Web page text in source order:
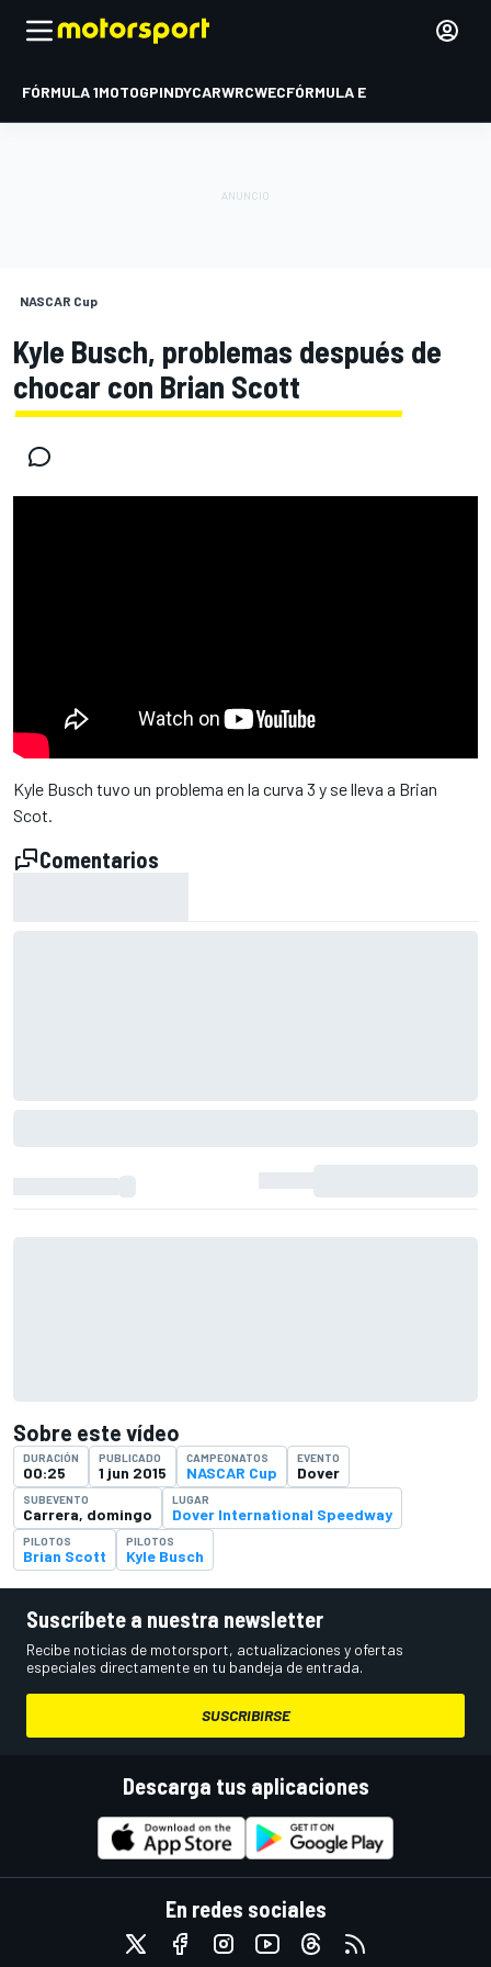
FÓRMULA 1MOTOGPINDYCARWRCWECFÓRMULA E
NASCAR Cup
Kyle Busch, problemas después de
chocar con Brian Scott
Kyle Busch tuvo un problema en la curva 3 y se lleva a Brian
Scot.
Comentarios
Sobre este vídeo
DURACIÓN
00:25
PUBLICADO
1 jun 2015
CAMPEONATOS
NASCAR Cup
EVENTO
Dover
SUBEVENTO
Carrera, domingo
LUGAR
Dover International Speedway
PILOTOS
Brian Scott
PILOTOS
Kyle Busch
Suscríbete a nuestra newsletter
Recibe noticias de motorsport, actualizaciones y ofertas
especiales directamente en tu bandeja de entrada.
SUSCRIBIRSE
Descarga tus aplicaciones
En redes sociales